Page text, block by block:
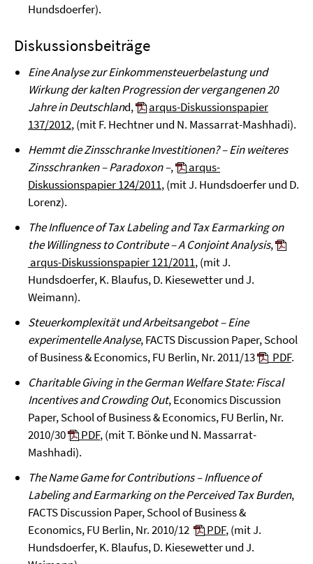
Hundsdoerfer).
Diskussionsbeiträge
Eine Analyse zur Einkommensteuerbelastung und
Wirkung der kalten Progression der vergangenen 20
Jahre in Deutschland,
arqus-Diskussionspapier
137/2012, (mit F. Hechtner und N. Massarrat-Mashhadi).
Hemmt die Zinsschranke Investitionen? – Ein weiteres
Zinsschranken – Paradoxon –,
arqus-
Diskussionspapier 124/2011, (mit J. Hundsdoerfer und D.
Lorenz).
The Influence of Tax Labeling and Tax Earmarking on
the Willingness to Contribute – A Conjoint Analysis,
arqus-Diskussionspapier 121/2011, (mit J.
Hundsdoerfer, K. Blaufus, D. Kiesewetter und J.
Weimann).
Steuerkomplexität und Arbeitsangebot – Eine
experimentelle Analyse, FACTS Discussion Paper, School
of Business & Economics, FU Berlin, Nr. 2011/13
PDF.
Charitable Giving in the German Welfare State: Fiscal
Incentives and Crowding Out, Economics Discussion
Paper, School of Business & Economics, FU Berlin, Nr.
2010/30
PDF, (mit T. Bönke und N. Massarrat-
Mashhadi).
The Name Game for Contributions – Influence of
Labeling and Earmarking on the Perceived Tax Burden,
FACTS Discussion Paper, School of Business &
Economics, FU Berlin, Nr. 2010/12
PDF, (mit J.
Hundsdoerfer, K. Blaufus, D. Kiesewetter und J.